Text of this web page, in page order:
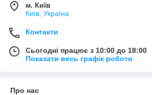
м. Київ
Київ, Україна
Контакти
Сьогодні працює з 10:00 до 18:00
Показати весь графік роботи
Про нас